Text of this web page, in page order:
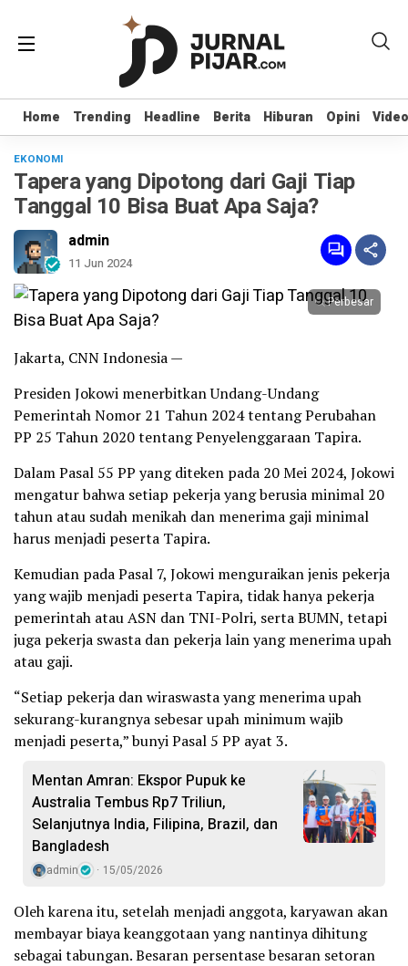
Home Trending Headline Berita Hiburan Opini Video
Home Trending Headline Berita Hiburan Opini Video
EKONOMI
Tapera yang Dipotong dari Gaji Tiap
Tanggal 10 Bisa Buat Apa Saja?
admin
11 Jun 2024
Perbesar
Jakarta, CNN Indonesia —
Presiden Jokowi menerbitkan Undang-Undang
Pemerintah Nomor 21 Tahun 2024 tentang Perubahan
PP 25 Tahun 2020 tentang Penyelenggaraan Tapira.
Dalam Pasal 55 PP yang diteken pada 20 Mei 2024, Jokowi
mengatur bahwa setiap pekerja yang berusia minimal 20
tahun atau sudah menikah dan menerima gaji minimal
harus menjadi peserta Tapira.
Kemudian pada Pasal 7, Jokowi menguraikan jenis pekerja
yang wajib menjadi peserta Tapira, tidak hanya pekerja
pemerintah atau ASN dan TNI-Polri, serta BUMN, tetapi
juga pekerja swasta dan pekerja lain yang menerima upah
atau gaji.
“Setiap pekerja dan wiraswasta yang menerima upah
sekurang-kurangnya sebesar upah minimum wajib
menjadi peserta,” bunyi Pasal 5 PP ayat 3.
Mentan Amran: Ekspor Pupuk ke
Australia Tembus Rp7 Triliun,
Selanjutnya India, Filipina, Brazil, dan
Bangladesh
admin 15/05/2026
Oleh karena itu, setelah menjadi anggota, karyawan akan
membayar biaya keanggotaan yang nantinya dihitung
sebagai tabungan. Besaran persentase besaran setoran